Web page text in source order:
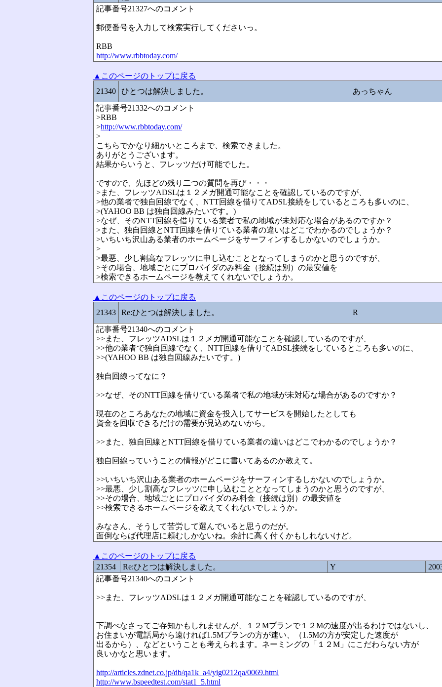
記事番号21327へのコメント
郵便番号を入力して検索実行してくださいっ。
RBB
http://www.rbbtoday.com/
▲このページのトップに戻る
21340
ひとつは解決しました。 あっちゃん
記事番号21332へのコメント
>RBB
>http://www.rbbtoday.com/
>
こちらでかなり細かいところまで、検索できました。
ありがとうございます。
結果からいうと、フレッツだけ可能でした。
ですので、先ほどの残り二つの質問を再び・・・
>また、フレッツADSLは１２メガ開通可能なことを確認しているのですが、
>他の業者で独自回線でなく、NTT回線を借りてADSL接続をしているところも多いのに、
>(YAHOO BB は独自回線みたいです。)
>なぜ、そのNTT回線を借りている業者で私の地域が未対応な場合があるのですか？
>また、独自回線とNTT回線を借りている業者の違いはどこでわかるのでしょうか？
>いちいち沢山ある業者のホームページをサーフィンするしかないのでしょうか。
>
>最悪、少し割高なフレッツに申し込むこととなってしまうのかと思うのですが、
>その場合、地域ごとにプロバイダのみ料金（接続は別）の最安値を
>検索できるホームページを教えてくれないでしょうか。
▲このページのトップに戻る
21343
Re:ひとつは解決しました。 R
記事番号21340へのコメント
>>また、フレッツADSLは１２メガ開通可能なことを確認しているのですが、
>>他の業者で独自回線でなく、NTT回線を借りてADSL接続をしているところも多いのに、
>>(YAHOO BB は独自回線みたいです。)
独自回線ってなに？
>>なぜ、そのNTT回線を借りている業者で私の地域が未対応な場合があるのですか？
現在のところあなたの地域に資金を投入してサービスを開始したとしても
資金を回収できるだけの需要が見込めないから。
>>また、独自回線とNTT回線を借りている業者の違いはどこでわかるのでしょうか？
独自回線っていうことの情報がどこに書いてあるのか教えて。
>>いちいち沢山ある業者のホームページをサーフィンするしかないのでしょうか。
>>最悪、少し割高なフレッツに申し込むこととなってしまうのかと思うのですが、
>>その場合、地域ごとにプロバイダのみ料金（接続は別）の最安値を
>>検索できるホームページを教えてくれないでしょうか。
みなさん、そうして苦労して選んでいると思うのだが。
面倒ならば代理店に頼むしかないね。余計に高く付くかもしれないけど。
▲このページのトップに戻る
21354
Re:ひとつは解決しました。 Y
記事番号21340へのコメント
>>また、フレッツADSLは１２メガ開通可能なことを確認しているのですが、
下調べなさってご存知かもしれませんが、１２Mプランで１２Mの速度が出るわけではないし、
お住まいが電話局から遠ければ1.5Mプランの方が速い、（1.5Mの方が安定した速度が
出るから）、などということも考えられます。ネーミングの「１２M」にこだわらない方が
良いかなと思います。
http://articles.zdnet.co.jp/db/qa1k_a4/yig0212qa/0069.html
http://www.bspeedtest.com/stat1_5.html